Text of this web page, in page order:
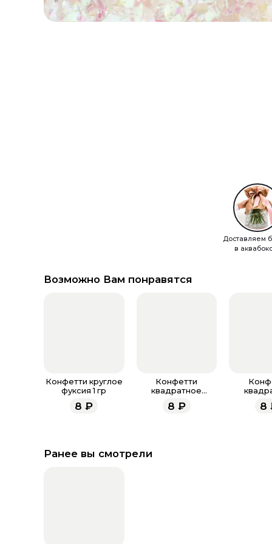
Доставляем
в
Возможно Вам понравятся
Конфетти круглое
фуксия 1 гр
8 ₽
Конфетти
квадратное
8 ₽ 8
Ранее вы смотрели